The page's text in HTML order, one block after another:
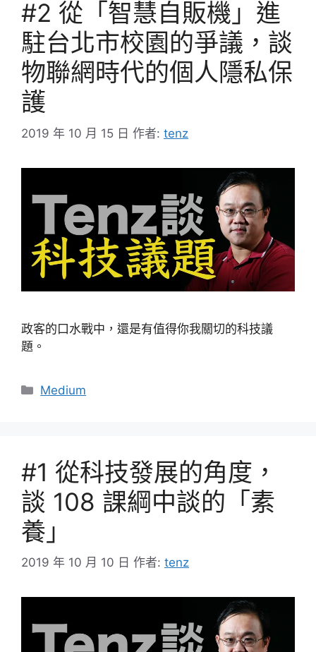
#2 從「智慧自販機」進
駐台北市校園的爭議，談
物聯網時代的個人隱私保
護
2019 年 10 月 15 日 作者: tenz
政客的口水戰中，還是有值得你我關切的科技議
題。
分
Medium
#1 從科技發展的角度，
談 108 課綱中談的「素
養」
2019 年 10 月 10 日 作者: tenz